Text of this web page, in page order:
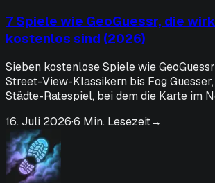
7 Spiele wie GeoGuessr, die
kostenlos sind (2026)
Sieben kostenlose Spiele wie
Street-View-Klassikern bis Fog
Städte-Ratespiel, bei dem die Karte im
16. Juli 2026·6 Min. Lesezeit→